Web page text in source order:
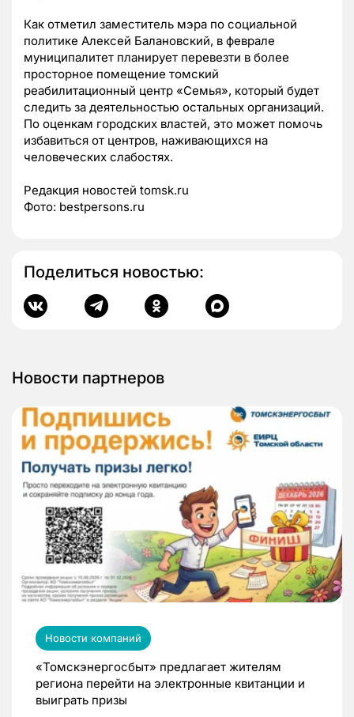
Как отметил заместитель мэра по социальной
политике Алексей Балановский, в феврале
муниципалитет планирует перевезти в более
просторное помещение томский
реабилитационный центр «Семья», который будет
следить за деятельностью остальных организаций.
По оценкам городских властей, это может помочь
избавиться от центров, наживающихся на
человеческих слабостях.
Редакция новостей tomsk.ru
Фото: bestpersons.ru
Поделиться новостью:
Новости партнеров
Новости компаний
«Томскэнергосбыт» предлагает жителям
региона перейти на электронные квитанции и
выиграть призы